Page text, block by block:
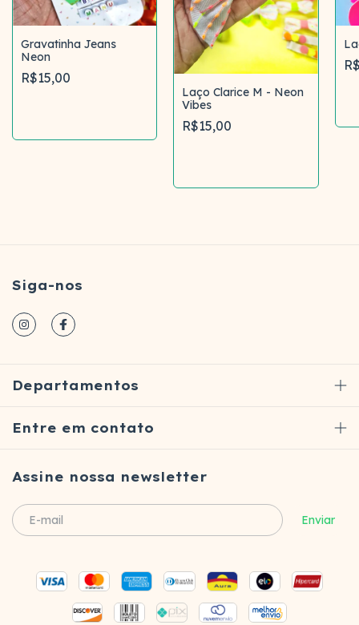
Gravatinha Jeans
Neon
R$15,00
Laço Clarice M - Neon
Vibes
R$15,00
Siga-nos
Departamentos
Entre em contato
Assine nossa newsletter